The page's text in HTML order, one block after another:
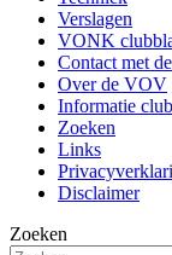
Verslagen
VONK
Contact met
Over de VOV
Informatie
Zoeken
Links
Disclaimer
Zoeken